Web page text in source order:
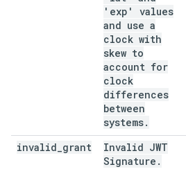
'exp' values
and use a
clock with
skew to
account for
clock
differences
between
systems.
invalid grant
Invalid JWT
Signature .